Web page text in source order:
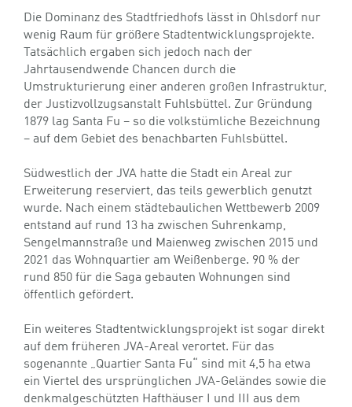
Die Dominanz des Stadtfriedhofs lässt in Ohlsdorf nur
wenig Raum für größere Stadtentwicklungsprojekte.
Tatsächlich ergaben sich jedoch nach der
Jahrtausendwende Chancen durch die
Umstrukturierung einer anderen großen Infrastruktur,
der Justizvollzugsanstalt Fuhlsbüttel. Zur Gründung
1879 lag Santa Fu – so die volkstümliche Bezeichnung
– auf dem Gebiet des benachbarten Fuhlsbüttel.
Südwestlich der JVA hatte die Stadt ein Areal zur
Erweiterung reserviert, das teils gewerblich genutzt
wurde. Nach einem städtebaulichen Wettbewerb 2009
entstand auf rund 13 ha zwischen Suhrenkamp,
Sengelmannstraße und Maienweg zwischen 2015 und
2021 das Wohnquartier am Weißenberge. 90 % der
rund 850 für die Saga gebauten Wohnungen sind
öffentlich gefördert.
Ein weiteres Stadtentwicklungsprojekt ist sogar direkt
auf dem früheren JVA-Areal verortet. Für das
sogenannte „Quartier Santa Fu“ sind mit 4,5 ha etwa
ein Viertel des ursprünglichen JVA-Geländes sowie die
denkmalgeschützten Hafthäuser I und III aus dem